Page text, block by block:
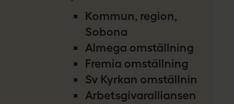
Kommun, region,
Sobona
Almega omställning
Fremia omställning
Sv Kyrkan omställning
Arbetsgivaralliansen